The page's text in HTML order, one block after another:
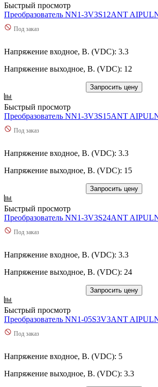
Быстрый просмотр
Преобразователь NN1-3V3S12ANT
Под заказ
Напряжение входное, В. (VDC): 3.3
Напряжение выходное, В. (VDC): 12
Запросить цену
Быстрый просмотр
Преобразователь NN1-3V3S15ANT
Под заказ
Напряжение входное, В. (VDC): 3.3
Напряжение выходное, В. (VDC): 15
Запросить цену
Быстрый просмотр
Преобразователь NN1-3V3S24ANT
Под заказ
Напряжение входное, В. (VDC): 3.3
Напряжение выходное, В. (VDC): 24
Запросить цену
Быстрый просмотр
Преобразователь NN1-05S3V3ANT
Под заказ
Напряжение входное, В. (VDC): 5
Напряжение выходное, В. (VDC): 3.3